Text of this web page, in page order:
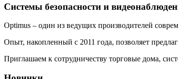
Системы безопасности и
Optimus – один из ведущих производителей
Опыт, накопленный с 2011 года, позволяет
Приглашаем к сотрудничеству торговые дома,